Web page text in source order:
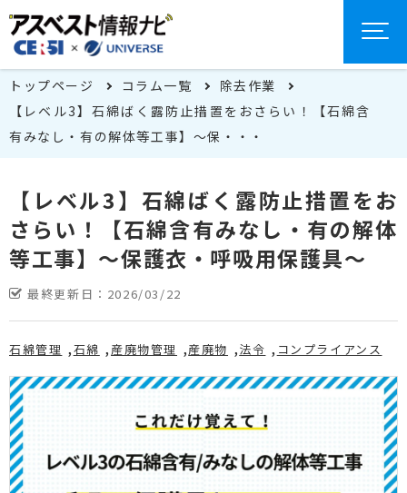
トップページ コラム一覧
除去作業
【レベル3】石綿ばく露防止措置をおさらい！【石綿含
有みなし・有の解体等工事】～保・・・
【レベル3】石綿ばく露防止措置をお
さらい！【石綿含有みなし・有の解体
等工事】～保護衣・呼吸用保護具～
最終更新日： 2026/03/22
石綿管理 石綿 産廃物管理 産廃物 法令 コンプライアンス